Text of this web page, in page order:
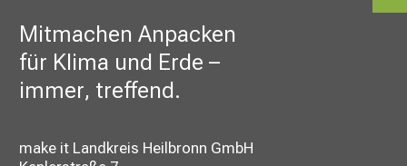
Mitmachen Anpacken
für Klima und Erde –
immer, treffend.
make it Landkreis Heilbronn GmbH